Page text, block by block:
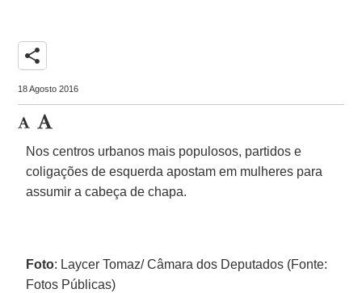
share
18 Agosto 2016
Nos centros urbanos mais populosos, partidos e
coligações de esquerda apostam em mulheres para
assumir a cabeça de chapa.
Foto: Laycer Tomaz/ Câmara dos Deputados (Fonte:
Fotos Públicas)